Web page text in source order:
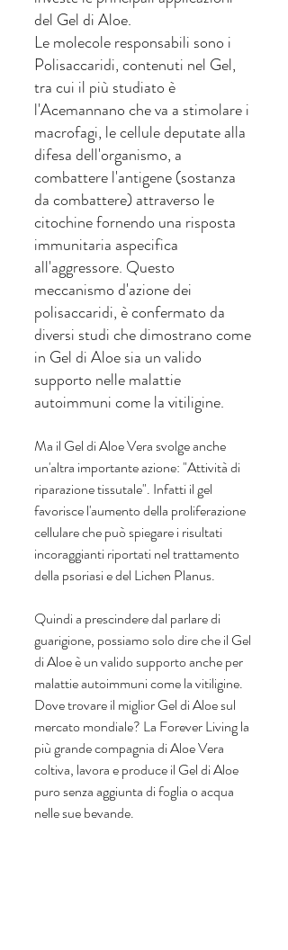
del Gel di Aloe.
Le molecole responsabili sono i
Polisaccaridi, contenuti nel Gel,
tra cui il più studiato è
l'Acemannano che va a stimolare i
macrofagi, le cellule deputate alla
difesa dell'organismo, a
combattere l'antigene (sostanza
da combattere) attraverso le
citochine fornendo una risposta
immunitaria aspecifica
all'aggressore. Questo
meccanismo d'azione dei
polisaccaridi, è confermato da
diversi studi che dimostrano come
in Gel di Aloe sia un valido
supporto nelle malattie
autoimmuni come la vitiligine.
Ma il Gel di Aloe Vera svolge anche
un'altra importante azione: "Attività di
riparazione tissutale". Infatti il gel
favorisce l'aumento della proliferazione
cellulare che può spiegare i risultati
incoraggianti riportati nel trattamento
della psoriasi e del Lichen Planus.
Quindi a prescindere dal parlare di
guarigione, possiamo solo dire che il Gel
di Aloe è un valido supporto anche per
malattie autoimmuni come la vitiligine.
Dove trovare il miglior Gel di Aloe sul
mercato mondiale? La Forever Living la
più grande compagnia di Aloe Vera
coltiva, lavora e produce il Gel di Aloe
puro senza aggiunta di foglia o acqua
nelle sue bevande.